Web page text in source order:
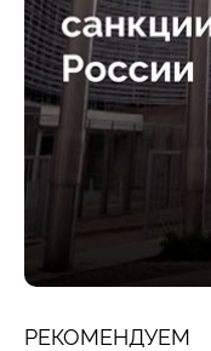
РЕКОМЕНДУЕМ